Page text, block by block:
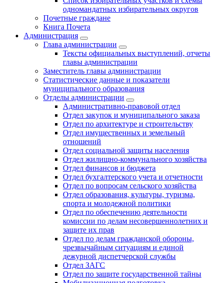
одномандатных избирательных округов
Почетные граждане
Книга Почета
Администрация
Глава администрации
Тексты официальных выступлений, отчеты
главы администрации
Заместитель главы администрации
Статистические данные и показатели
муниципального образования
Отделы администрации
Административно-правовой отдел
Отдел закупок и муниципального заказа
Отдел по архитектуре и строительству
Отдел имущественных и земельный
отношений
Отдел социальной защиты населения
Отдел жилищно-коммунального хозяйства
Отдел финансов и бюджета
Отдел бухгалтерского учета и отчетности
Отдел по вопросам сельского хозяйства
Отдел образования, культуры, туризма,
спорта и молодежной политики
Отдел по обеспечению деятельности
комиссии по делам несовершеннолетних и
защите их прав
Отдел по делам гражданской обороны,
чрезвычайным ситуациям и единой
дежурной диспетчерской службы
Отдел ЗАГС
Отдел по защите государственной тайны